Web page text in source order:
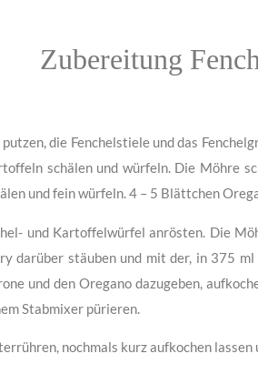
Zubereitung
die Fenchelstiele und das
schälen und würfeln. Die Möhre
und fein würfeln. 4 – 5 Blättchen
und Kartoffelwürfel anrösten. Die
darüber stäuben und mit der, in 375 ml
und den Oregano dazugeben,
Stabmixer pürieren.
nochmals kurz aufkochen